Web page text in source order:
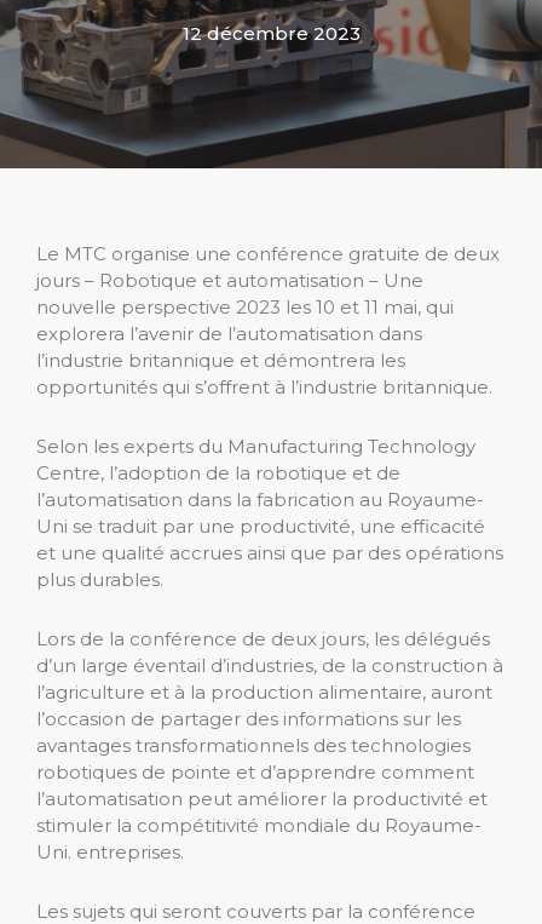
12 décembre 2023
Le MTC organise une conférence gratuite de deux
jours – Robotique et automatisation – Une
nouvelle perspective 2023 les 10 et 11 mai, qui
explorera l’avenir de l’automatisation dans
l’industrie britannique et démontrera les
opportunités qui s’offrent à l’industrie britannique.
Selon les experts du Manufacturing Technology
Centre, l’adoption de la robotique et de
l’automatisation dans la fabrication au Royaume-
Uni se traduit par une productivité, une efficacité
et une qualité accrues ainsi que par des opérations
plus durables.
Lors de la conférence de deux jours, les délégués
d’un large éventail d’industries, de la construction à
l’agriculture et à la production alimentaire, auront
l’occasion de partager des informations sur les
avantages transformationnels des technologies
robotiques de pointe et d’apprendre comment
l’automatisation peut améliorer la productivité et
stimuler la compétitivité mondiale du Royaume-
Uni. entreprises.
Les sujets qui seront couverts par la conférence